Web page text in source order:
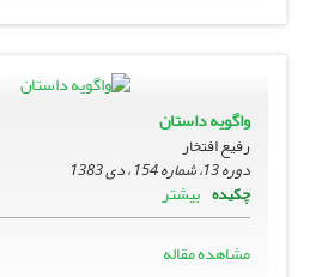
واگویه داستان
رفیع افتخار
دوره 13، شماره 154 ، دی 1383
چکیده بیشتر
مشاهده مقاله